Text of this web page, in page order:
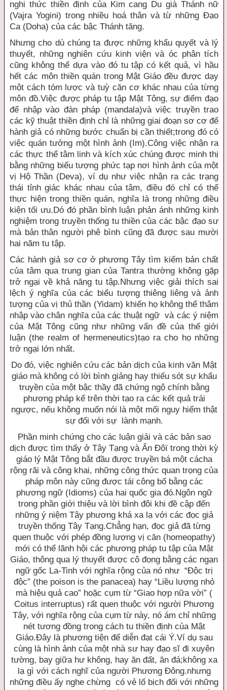
nghi thức thiền định của Kim cang Du già Thánh nữ
(Vajra Yogini) trong nhiều hoá thân và từ những Ðạo
Ca (Doha) của các bậc Thánh tăng.
Nhưng cho dù chúng ta được những khẩu quyết và lý
thuyết, những nghiên cứu kinh viện và óc phân tích
cũng không thể dựa vào đó tu tập có kết quả, vì hầu
hết các môn thiền quán trong Mật Giáo đều được dạy
một cách tóm lược và tuỳ căn cơ khác nhau của từng
môn đồ.Việc được pháp tu tập Mật Tông, sự điểm đạo
để nhập vào đàn pháp (mandala)và việc truyền trao
các kỹ thuật thiền định chỉ là những giai đoạn sơ cơ để
hành giả có những bước chuẩn bị cần thiết;trong đó có
việc quán tưởng một hình ảnh (Im).Công việc nhận ra
các thực thể tâm linh và kích xúc chúng được minh thị
bằng những biểu tượng phức tạp nơi hình ảnh của một
vị Hộ Thần (Deva), ví dụ như việc nhận ra các trạng
thái tỉnh giác khác nhau của tâm, điều đó chỉ có thể
thực hiện trong thiền quán, nghĩa là trong những điều
kiện tối ưu.Dó đó phần bình luận phản ánh những kinh
nghiệm trong truyền thống tu thiền của các bậc đạo sư
mà bản thân người phê bình cũng đã được sau mười
hai năm tu tập.
Các hành giả sơ cơ ở phương Tây tìm kiếm bản chất
của tâm qua trung gian của Tantra thường không gặp
trở ngại về khả năng tu tập.Nhưng việc giải thích sai
lệch ý nghĩa của các biểu tượng thiêng liêng và ảnh
tượng của vị thủ thần (Yidam) khiến họ không thể thâm
nhập vào chân nghĩa của các thuật ngữ và các ý niệm
của Mật Tông cũng như những vấn đề của thế giới
luận (the realm of hermeneutics)tạo ra cho họ những
trở ngại lớn nhất.
Do đó, việc nghiên cứu các bản dịch của kinh văn Mật
giáo mà không có lời bình giảng hay thiếu sót sự khẩu
truyền của một bậc thầy đã chứng ngộ chính bằng
phương pháp kể trên thời tạo ra các kết quả trái
ngược, nếu không muốn nói là một mối nguy hiểm thật
sự đối với sự lành mạnh.
Phần minh chứng cho các luận giải và các bản sao
dịch được tìm thấy ở Tây Tạng và Ấn Ðôï trong thời kỳ
giáo lý Mật Tông bắt đầu được truyền bá một cácha
rộng rãi và công khai, những công thức quan trọng của
pháp môn này cũng được tái công bố bằng các
phương ngữ (Idioms) của hai quốc gia đó.Ngôn ngữ
trong phần giới thiệu và lời bình đôi khi đề cập đến
những ý niệm Tây phương khá xa lạ với các đọc giả
truyền thống Tây Tạng.Chẳng hạn, đọc giả đã từng
quen thuộc với phép đồng lượng vị căn (homeopathy)
mới có thể lãnh hội các phương pháp tu tập của Mật
Giáo, thông qua lý thuyết được cô đọng bằng các ngạn
ngữ gốc La-Tinh với nghĩa rộng của nó như “Ðộc trị
độc” (the poison is the panacea) hay “Liều lượng nhỏ
mà hiệu quả cao” hoặc cụm từ “Giao hợp nữa vời” (
Coitus interruptus) rất quen thuộc với người Phương
Tây, với nghĩa rộng của cụm từ này, nó ám chỉ những
nét tương đồng trong cách tu thiền định của Mật
Giáo.Ðây là phương tiện để diễn đạt cái Ý.Ví dụ sau
cùng là hình ảnh của một nhà sư hay đạo sĩ đi xuyên
tường, bay giữa hư không, hay ăn đất, ăn đá;không xa
lạ gì với cách nghĩ của người Phương Ðông.nhưng
những điều ấy nghe chừng có vẻ lố bịch đối với những